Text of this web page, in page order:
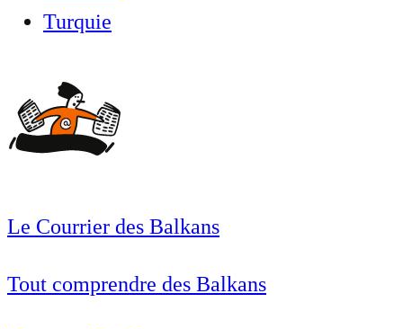
Turquie
Le Courrier des Balkans
Tout comprendre des Balkans